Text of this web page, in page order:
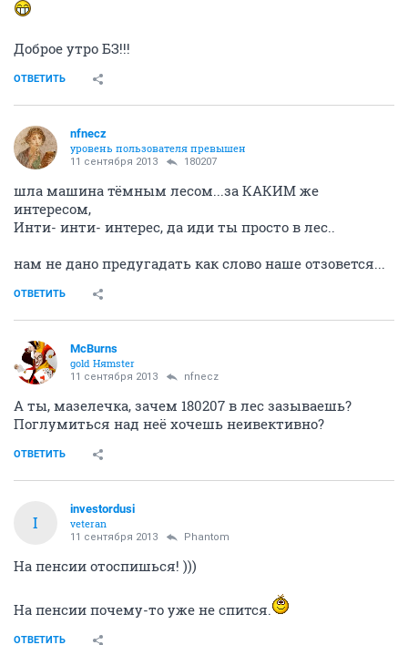
Доброе утро БЗ!!!
ОТВЕТИТЬ
nfnecz
уровень пользователя превышен
11 сентября 2013 180207
шла машина тёмным лесом...за КАКИМ же
интересом,
Инти- инти- интерес, да иди ты просто в лес..
нам не дано предугадать как слово наше отзовется...
ОТВЕТИТЬ
McBurns
gold Няmster
11 сентября 2013 nfnecz
А ты, мазелечка, зачем 180207 в лес зазываешь?
Поглумиться над неё хочешь неивективно?
ОТВЕТИТЬ
I
investordusi
veteran
11 сентября 2013 Phantom
На пенсии отоспишься! )))
На пенсии почему-то уже не спится.
ОТВЕТИТЬ